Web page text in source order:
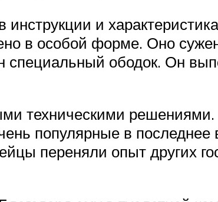
и
в особой форме. Оно
специальный ободок. Он
техническими
популярные в
переняли опыт других